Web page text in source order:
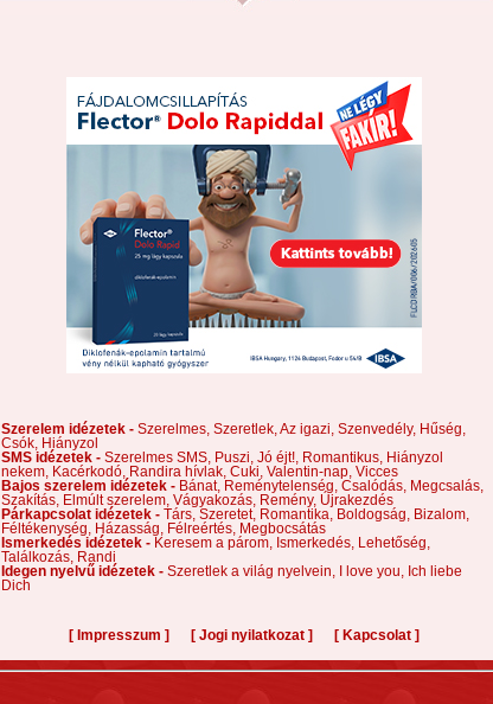
Szerelem idézetek - Szerelmes, Szeretlek, Az igazi, Szenvedély, Hűség,
Csók,
Hiányzol
SMS idézetek - Szerelmes SMS, Puszi, Jó éjt!, Romantikus,
Hiányzol
nekem,
Kacérkodó, Randira hívlak, Cuki, Valentin-nap, Vicces
Bajos szerelem idézetek - Bánat, Reménytelenség, Csalódás,
Megcsalás,
Szakítás,
Elmúlt szerelem, Vágyakozás, Remény, Újrakezdés
Párkapcsolat idézetek - Társ, Szeretet, Romantika, Boldogság,
Bizalom,
Féltékenység,
Házasság, Félreértés,
Megbocsátás
Ismerkedés idézetek - Keresem a párom, Ismerkedés,
Lehetőség,
Találkozás,
Randi
Idegen nyelvű idézetek - Szeretlek a világ nyelvein, I love you,
Ich liebe
Dich
[ Impresszum ] [ Jogi nyilatkozat ] [ Kapcsolat ]